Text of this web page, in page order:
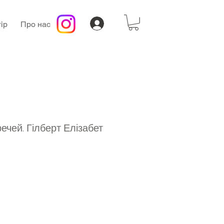
Про нас
Гілберт Елізабет